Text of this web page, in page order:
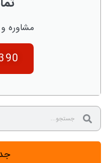
مشاوره و